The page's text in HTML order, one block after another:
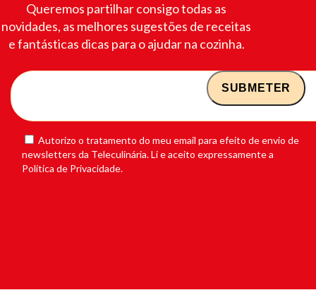
Queremos partilhar consigo todas as
novidades, as melhores sugestões de receitas
e fantásticas dicas para o ajudar na cozinha.
Autorizo o tratamento do meu email para efeito de envio de
newsletters da Teleculinária. Li e aceito expressamente a
Política de Privacidade.